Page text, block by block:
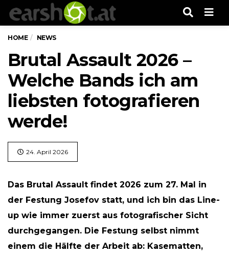
HOME NEWS
Brutal Assault 2026 –
Welche Bands ich am
liebsten fotografieren
werde!
24. April 2026
Das Brutal Assault findet 2026 zum 27. Mal in
der Festung Josefov statt, und ich bin das Line-
up wie immer zuerst aus fotografischer Sicht
durchgegangen. Die Festung selbst nimmt
einem die Hälfte der Arbeit ab: Kasematten,